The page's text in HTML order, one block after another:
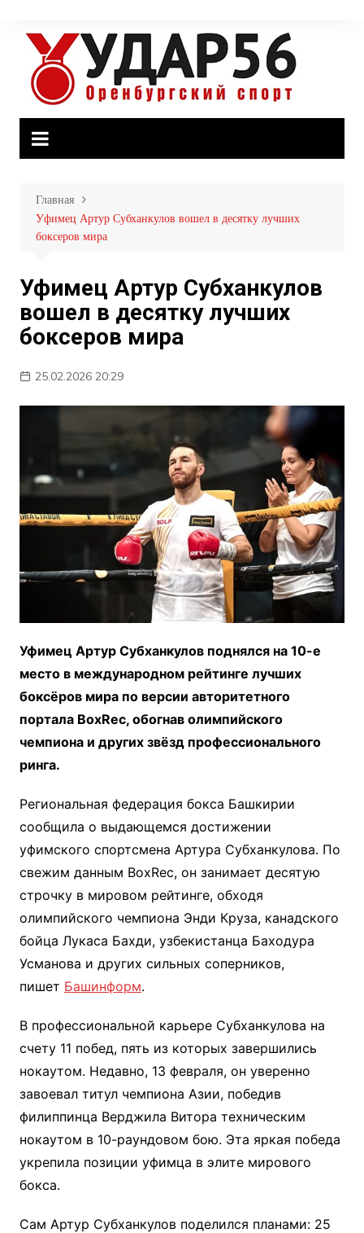
содержимому
Главная
Уфимец Артур Субханкулов вошел в десятку лучших
боксеров мира
Уфимец Артур Субханкулов
вошел в десятку лучших
боксеров мира
25.02.2026 20:29
Уфимец Артур Субханкулов поднялся на 10-е
место в международном рейтинге лучших
боксёров мира по версии авторитетного
портала BoxRec, обогнав олимпийского
чемпиона и других звёзд профессионального
ринга.
Региональная федерация бокса Башкирии
сообщила о выдающемся достижении
уфимского спортсмена Артура Субханкулова. По
свежим данным BoxRec, он занимает десятую
строчку в мировом рейтинге, обходя
олимпийского чемпиона Энди Круза, канадского
бойца Лукаса Бахди, узбекистанца Баходура
Усманова и других сильных соперников,
пишет Башинформ.
В профессиональной карьере Субханкулова на
счету 11 побед, пять из которых завершились
нокаутом. Недавно, 13 февраля, он уверенно
завоевал титул чемпиона Азии, победив
филиппинца Верджила Витора техническим
нокаутом в 10-раундовом бою. Эта яркая победа
укрепила позиции уфимца в элите мирового
бокса.
Сам Артур Субханкулов поделился планами: 25